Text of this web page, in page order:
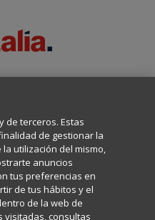
de Hostalia, dirigido por
de terceros. Estas
de gestionar la
utilización del mismo,
anuncios
tus preferencias en
de tus hábitos y el
de la web de
visitadas, consultas